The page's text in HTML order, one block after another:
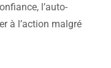
l’auto-
à l’action malgré